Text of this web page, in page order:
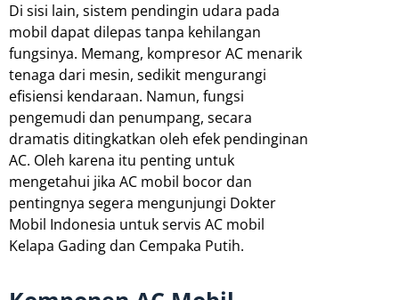
Di sisi lain, sistem pendingin udara pada
mobil dapat dilepas tanpa kehilangan
fungsinya. Memang, kompresor AC menarik
tenaga dari mesin, sedikit mengurangi
efisiensi kendaraan. Namun, fungsi
pengemudi dan penumpang, secara
dramatis ditingkatkan oleh efek pendinginan
AC. Oleh karena itu penting untuk
mengetahui jika AC mobil bocor dan
pentingnya segera mengunjungi Dokter
Mobil Indonesia untuk servis AC mobil
Kelapa Gading dan Cempaka Putih.